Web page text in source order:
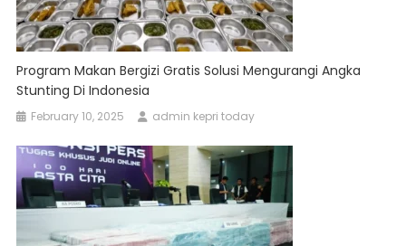
Program Makan Bergizi Gratis Solusi Mengurangi Angka
Stunting Di Indonesia
February 10, 2025 admin kepri today